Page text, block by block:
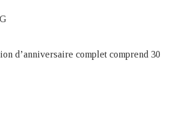
d’anniversaire complet comprend 30